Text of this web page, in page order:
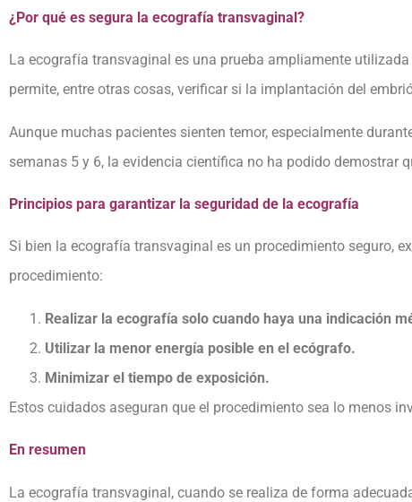
¿Por qué es segura la ecografía transvaginal?
La ecografía transvaginal es una prueba ampliamente
permite, entre otras cosas, verificar si la implantación del
Aunque muchas pacientes sienten temor, especialmente
semanas 5 y 6, la evidencia científica no ha podido demostrar
Principios para garantizar la seguridad de la ecografía
Si bien la ecografía transvaginal es un procedimiento seguro,
procedimiento:
Realizar la ecografía solo cuando haya una indicación
Utilizar la menor energía posible en el ecógrafo.
Minimizar el tiempo de exposición.
Estos cuidados aseguran que el procedimiento sea lo menos
En resumen
La ecografía transvaginal, cuando se realiza de forma